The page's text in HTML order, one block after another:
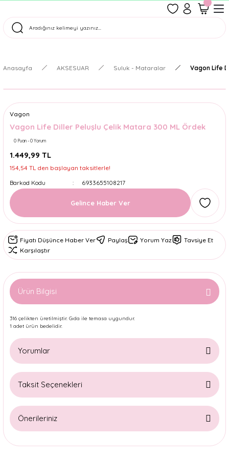
Tüm Siparişler Aynı Gün Kargoda!
Anasayfa AKSESUAR Suluk - Mataralar Vagon Life
Vagon
Vagon Life Diller Peluşlu Çelik Matara 300 ML Ördek
0 Puan - 0 Yorum
1.449,99 TL
154,54 TL den başlayan taksitlerle!
Barkod Kodu
6933655108217
Gelince Haber Ver
Fiyatı Düşünce Haber Ver Paylaş Yorum Yaz
Tavsiye Et
Karşılaştır
Ürün Bilgisi
316 çelikten üretilmiştir. Gıda ile temasa uygundur.
1 adet ürün bedelidir.
Yorumlar
Taksit Seçenekleri
Önerileriniz
Bu ürünün fiyat bilgisi, resim, ürün açıklamalarında ve diğer